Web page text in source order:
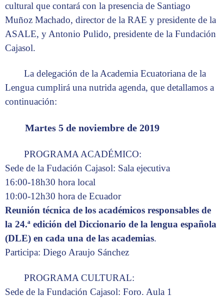
cultural que contará con la presencia de Santiago
Muñoz Machado, director de la RAE y presidente de la
ASALE, y Antonio Pulido, presidente de la Fundación
Cajasol.
La delegación de la Academia Ecuatoriana de la
Lengua cumplirá una nutrida agenda, que detallamos a
continuación:
Martes 5 de noviembre de 2019
PROGRAMA ACADÉMICO:
Sede de la Fudación Cajasol: Sala ejecutiva
16:00-18h30 hora local
10:00-12h30 hora de Ecuador
Reunión técnica de los académicos responsables de
la 24.ª edición del Diccionario de la lengua española
(DLE) en cada una de las academias.
Participa: Diego Araujo Sánchez
PROGRAMA CULTURAL:
Sede de la Fundación Cajasol: Foro. Aula 1